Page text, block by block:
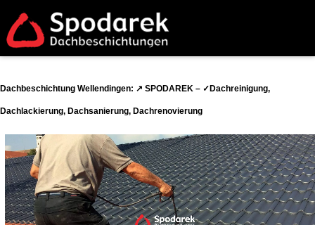
Dachbeschichtung Wellendingen: ↗️ SPODAREK – ✓Dachreinigung,
Dachlackierung, Dachsanierung, Dachrenovierung